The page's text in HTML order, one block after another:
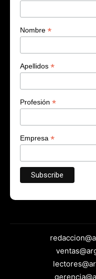
Nombre *
Apellidos *
Profesión *
Empresa *